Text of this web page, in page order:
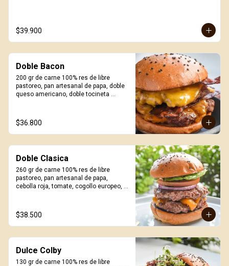
$39.900
Doble Bacon
200 gr de carne 100% res de libre
pastoreo, pan artesanal de papa, doble
queso americano, doble tocineta
$36.800
Doble Clasica
260 gr de carne 100% res de libre
pastoreo, pan artesanal de papa,
cebolla roja, tomate, cogollo europeo,
$38.500
Dulce Colby
130 gr de carne 100% res de libre